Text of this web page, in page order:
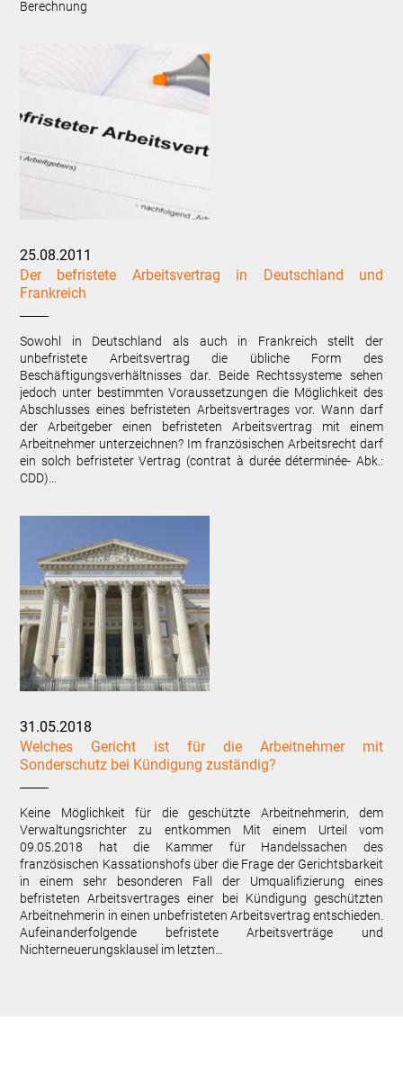
Berechnung
25.08.2011
Der befristete Arbeitsvertrag in Deutschland und
Frankreich
Sowohl in Deutschland als auch in Frankreich stellt der
unbefristete Arbeitsvertrag die übliche Form des
Beschäftigungsverhältnisses dar. Beide Rechtssysteme sehen
jedoch unter bestimmten Voraussetzungen die Möglichkeit des
Abschlusses eines befristeten Arbeitsvertrages vor. Wann darf
der Arbeitgeber einen befristeten Arbeitsvertrag mit einem
Arbeitnehmer unterzeichnen? Im französischen Arbeitsrecht darf
ein solch befristeter Vertrag (contrat à durée déterminée- Abk.:
CDD)…
31.05.2018
Welches Gericht ist für die Arbeitnehmer mit
Sonderschutz bei Kündigung zuständig?
Keine Möglichkeit für die geschützte Arbeitnehmerin, dem
Verwaltungsrichter zu entkommen Mit einem Urteil vom
09.05.2018 hat die Kammer für Handelssachen des
französischen Kassationshofs über die Frage der Gerichtsbarkeit
in einem sehr besonderen Fall der Umqualifizierung eines
befristeten Arbeitsvertrages einer bei Kündigung geschützten
Arbeitnehmerin in einen unbefristeten Arbeitsvertrag entschieden.
Aufeinanderfolgende befristete Arbeitsverträge und
Nichterneuerungsklausel im letzten…